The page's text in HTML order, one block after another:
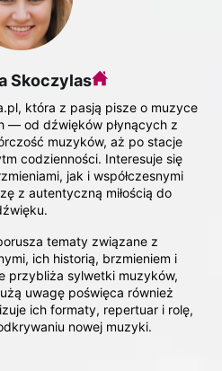
Skoczylas
która z pasją pisze o muzyce
— od dźwięków płynących z
muzyków, aż po stacje
codzienności. Interesuje się
jak i współczesnymi
z autentyczną miłością do
tematy związane z
ich historią, brzmieniem i
przybliża sylwetki muzyków,
uwagę poświęca również
ich formaty, repertuar i rolę,
nowej muzyki.